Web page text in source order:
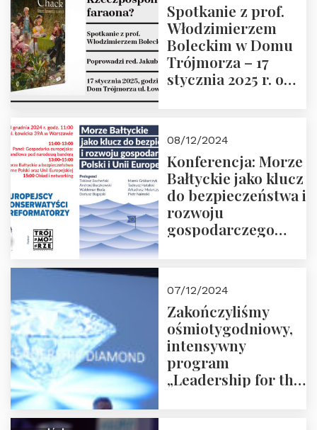
Spotkanie z prof.
Włodzimierzem
Boleckim w Domu
Trójmorza – 17
stycznia 2025 r. o
08/12/2024
Konferencja: Morze
Bałtyckie jako klucz
do bezpieczeństwa i
rozwoju
gospodarczego
ZAPRASZAMY
07/12/2024
Zakończyliśmy
ośmiotygodniowy,
intensywny
program
„Leadership for the